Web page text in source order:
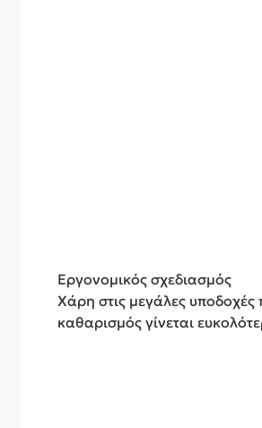
Εργονομικός σχεδιασμός
Χάρη στις μεγάλες υποδοχές
καθαρισμός γίνεται